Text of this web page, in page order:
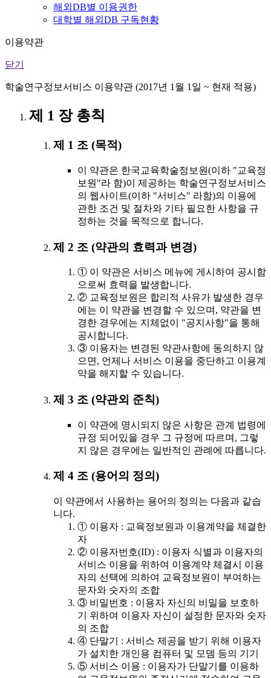
해외DB별 이용권한
대학별 해외DB 구독현황
이용약관
닫기
학술연구정보서비스 이용약관 (2017년 1월 1일 ~ 현재 적용)
제 1 장 총칙
제 1 조 (목적)
이 약관은 한국교육학술정보원(이하 "교육정
보원"라 함)이 제공하는 학술연구정보서비스
의 웹사이트(이하 "서비스" 라함)의 이용에
관한 조건 및 절차와 기타 필요한 사항을 규
정하는 것을 목적으로 합니다.
제 2 조 (약관의 효력과 변경)
① 이 약관은 서비스 메뉴에 게시하여 공시함
으로써 효력을 발생합니다.
② 교육정보원은 합리적 사유가 발생한 경우
에는 이 약관을 변경할 수 있으며, 약관을 변
경한 경우에는 지체없이 "공지사항"을 통해
공시합니다.
③ 이용자는 변경된 약관사항에 동의하지 않
으면, 언제나 서비스 이용을 중단하고 이용계
약을 해지할 수 있습니다.
제 3 조 (약관외 준칙)
이 약관에 명시되지 않은 사항은 관계 법령에
규정 되어있을 경우 그 규정에 따르며, 그렇
지 않은 경우에는 일반적인 관례에 따릅니다.
제 4 조 (용어의 정의)
이 약관에서 사용하는 용어의 정의는 다음과 같습
니다.
① 이용자 : 교육정보원과 이용계약을 체결한
자
② 이용자번호(ID) : 이용자 식별과 이용자의
서비스 이용을 위하여 이용계약 체결시 이용
자의 선택에 의하여 교육정보원이 부여하는
문자와 숫자의 조합
③ 비밀번호 : 이용자 자신의 비밀을 보호하
기 위하여 이용자 자신이 설정한 문자와 숫자
의 조합
④ 단말기 : 서비스 제공을 받기 위해 이용자
가 설치한 개인용 컴퓨터 및 모뎀 등의 기기
⑤ 서비스 이용 : 이용자가 단말기를 이용하